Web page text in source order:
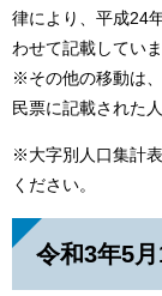
律により、平成24
わせて記載していま
※その他の移動は
民票に記載された人
※大字別人口集計
ください。
令和3年5